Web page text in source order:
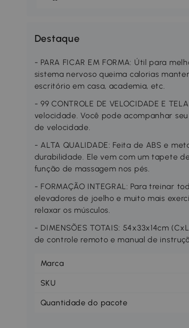
Destaque
- PARA FICAR EM FORMA: Útil para
sistema nervoso queima calorias
escritório em casa, academia, etc.
- 99 CONTROLE DE VELOCIDADE E
velocidade. Você pode acompanhar
de velocidade.
- ALTA QUALIDADE: Feita de ABS e
durabilidade. Ele vem com um tapete
função de massagem nos pés.
- FORMAÇÃO INTEGRAL: Para treinar
elevadores de joelho e muito mais
relaxar os músculos.
- DIMENSÕES TOTAIS: 54x33x14cm
de controle remoto e manual de
Marca
SKU
Quantidade do pacote